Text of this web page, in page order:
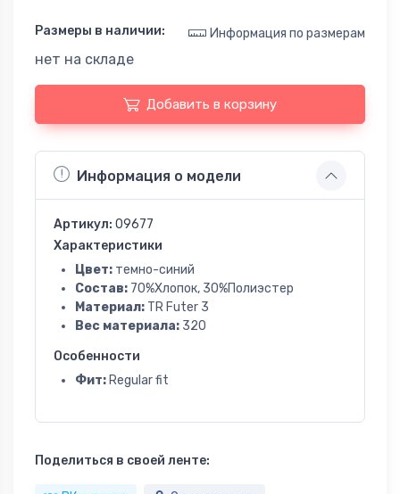
Размеры в наличии: Информация по размерам
нет на складе
Добавить в корзину
Информация о модели
Артикул: 09677
Характеристики
Цвет: темно-синий
Состав: 70%Хлопок, 30%Полиэстер
Материал: TR Futer 3
Вес материала: 320
Особенности
Фит: Regular fit
Поделиться в своей ленте: